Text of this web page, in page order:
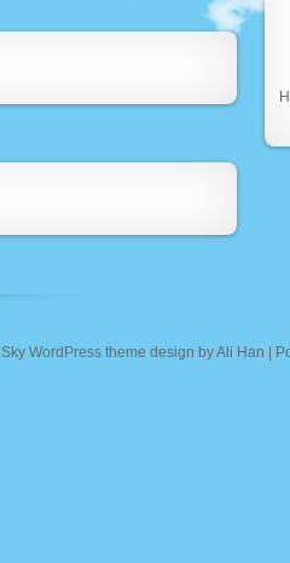
WordPress theme design byAli Han |